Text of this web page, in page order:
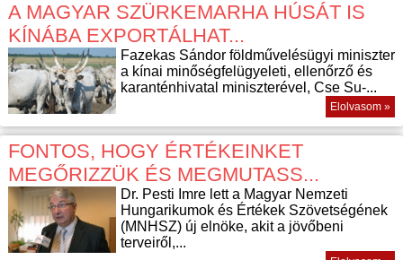
A MAGYAR SZÜRKEMARHA HÚSÁT IS
KÍNÁBA EXPORTÁLHAT...
Fazekas Sándor földművelésügyi miniszter
a kínai minőségfelügyeleti, ellenőrző és
karanténhivatal miniszterével, Cse Su-...
Elolvasom »
FONTOS, HOGY ÉRTÉKEINKET
MEGŐRIZZÜK ÉS MEGMUTASS...
Dr. Pesti Imre lett a Magyar Nemzeti
Hungarikumok és Értékek Szövetségének
(MNHSZ) új elnöke, akit a jövőbeni
terveiről,...